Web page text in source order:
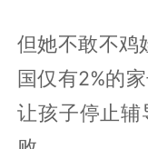
但她不敢不鸡
国仅有2%的
让孩子停止